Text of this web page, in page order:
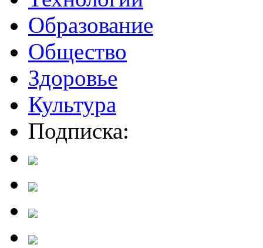
Образование
Общество
Здоровье
Культура
Подписка: